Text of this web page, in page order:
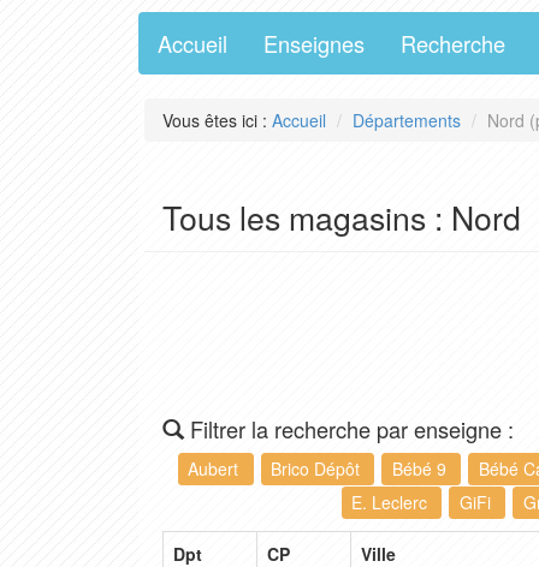
Accueil Enseignes Recherche
Vous êtes ici : Accueil Départements Nord
Tous les magasins : Nord
Filtrer la recherche par enseigne :
Aubert Brico Dépôt Bébé 9
Bébé
E. Leclerc
GiFi
Dpt CP
Ville